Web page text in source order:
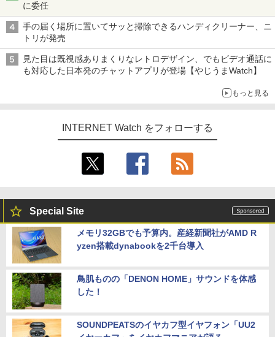
に委任
手の届く場所に置いてサッと掃除できるハンディクリーナー、ニ
トリが発売
見た目は既視感ありまくりなレトロデザイン、でもビデオ通話に
も対応した日本発のチャットアプリが登場【やじうまWatch】
もっと見る
INTERNET Watch をフォローする
Special Site
メモリ32GBでも予算内。産経新聞社がAMD R
yzen搭載dynabookを2千台導入
鳥肌ものの「DENON HOME」サウンドを体感
した！
SOUNDPEATSのイヤカフ型イヤフォン「UU2